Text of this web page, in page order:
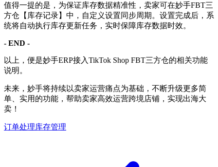
值得一提的是，为保证库存数据精准性，卖家可在妙手FBT三
方仓【库存记录】中，自定义设置同步周期。设置完成后，系
统将自动执行库存更新任务，实时保障库存数据时效。
- END -
以上，便是妙手ERP接入TikTok Shop FBT三方仓的相关功能
说明。
未来，妙手将持续以卖家运营痛点为基础，不断升级更多简
单、实用的功能，帮助卖家高效运营跨境店铺，实现出海大
卖！
订单处理库存管理